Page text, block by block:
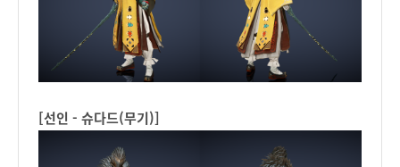
[선인 - 슈다드(무기)]